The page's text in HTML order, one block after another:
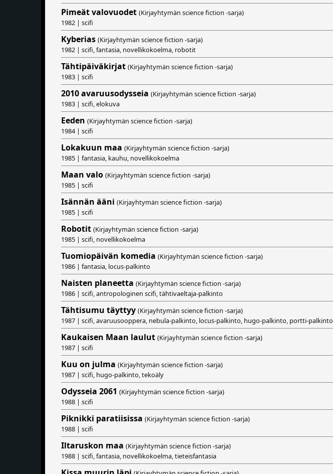
Pimeät valovuodet (Kirjayhtymän science fiction -sarja)
1982 | scifi
Kyberias (Kirjayhtymän science fiction -sarja)
1982 | scifi, fantasia, novellikokoelma, robotit
Tähtipäiväkirjat (Kirjayhtymän science fiction -sarja)
1983 | scifi
2010 avaruusodysseia (Kirjayhtymän science fiction -sarja)
1983 | scifi, elokuva
Eeden (Kirjayhtymän science fiction -sarja)
1984 | scifi
Lokakuun maa (Kirjayhtymän science fiction -sarja)
1985 | fantasia, kauhu, novellikokoelma
Maan valo (Kirjayhtymän science fiction -sarja)
1985 | scifi
Isännän ääni (Kirjayhtymän science fiction -sarja)
1985 | scifi
Robotit (Kirjayhtymän science fiction -sarja)
1985 | scifi, novellikokoelma
Tuomiopäivän komedia (Kirjayhtymän science fiction -sarja)
1986 | fantasia, locus-palkinto
Naisten planeetta (Kirjayhtymän science fiction -sarja)
1986 | scifi, antropologinen scifi, tähtivaeltaja-palkinto
Tähtisumu täyttyy (Kirjayhtymän science fiction -sarja)
1987 | scifi, avaruusooppera, nebula-palkinto, locus-palkinto, hugo-palkinto, portti-palkinto
Kaukaisen Maan laulut (Kirjayhtymän science fiction -sarja)
1987 | scifi
Kuu on julma (Kirjayhtymän science fiction -sarja)
1987 | scifi, hugo-palkinto, tekoäly
Odysseia 2061 (Kirjayhtymän science fiction -sarja)
1988 | scifi
Piknikki paratiisissa (Kirjayhtymän science fiction -sarja)
1988 | scifi
Iltaruskon maa (Kirjayhtymän science fiction -sarja)
1988 | scifi, fantasia, novellikokoelma, tieteisfantasia